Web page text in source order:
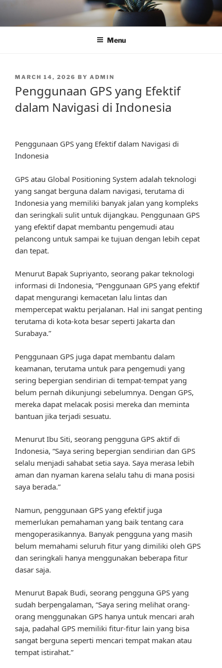
content
Menu
POSTED
MARCH 14, 2026 BY ADMIN
Penggunaan GPS yang Efektif
dalam Navigasi di Indonesia
Penggunaan GPS yang Efektif dalam Navigasi di
Indonesia
GPS atau Global Positioning System adalah teknologi
yang sangat berguna dalam navigasi, terutama di
Indonesia yang memiliki banyak jalan yang kompleks
dan seringkali sulit untuk dijangkau. Penggunaan GPS
yang efektif dapat membantu pengemudi atau
pelancong untuk sampai ke tujuan dengan lebih cepat
dan tepat.
Menurut Bapak Supriyanto, seorang pakar teknologi
informasi di Indonesia, “Penggunaan GPS yang efektif
dapat mengurangi kemacetan lalu lintas dan
mempercepat waktu perjalanan. Hal ini sangat penting
terutama di kota-kota besar seperti Jakarta dan
Surabaya.”
Penggunaan GPS juga dapat membantu dalam
keamanan, terutama untuk para pengemudi yang
sering bepergian sendirian di tempat-tempat yang
belum pernah dikunjungi sebelumnya. Dengan GPS,
mereka dapat melacak posisi mereka dan meminta
bantuan jika terjadi sesuatu.
Menurut Ibu Siti, seorang pengguna GPS aktif di
Indonesia, “Saya sering bepergian sendirian dan GPS
selalu menjadi sahabat setia saya. Saya merasa lebih
aman dan nyaman karena selalu tahu di mana posisi
saya berada.”
Namun, penggunaan GPS yang efektif juga
memerlukan pemahaman yang baik tentang cara
mengoperasikannya. Banyak pengguna yang masih
belum memahami seluruh fitur yang dimiliki oleh GPS
dan seringkali hanya menggunakan beberapa fitur
dasar saja.
Menurut Bapak Budi, seorang pengguna GPS yang
sudah berpengalaman, “Saya sering melihat orang-
orang menggunakan GPS hanya untuk mencari arah
saja, padahal GPS memiliki fitur-fitur lain yang bisa
sangat berguna seperti mencari tempat makan atau
tempat istirahat.”